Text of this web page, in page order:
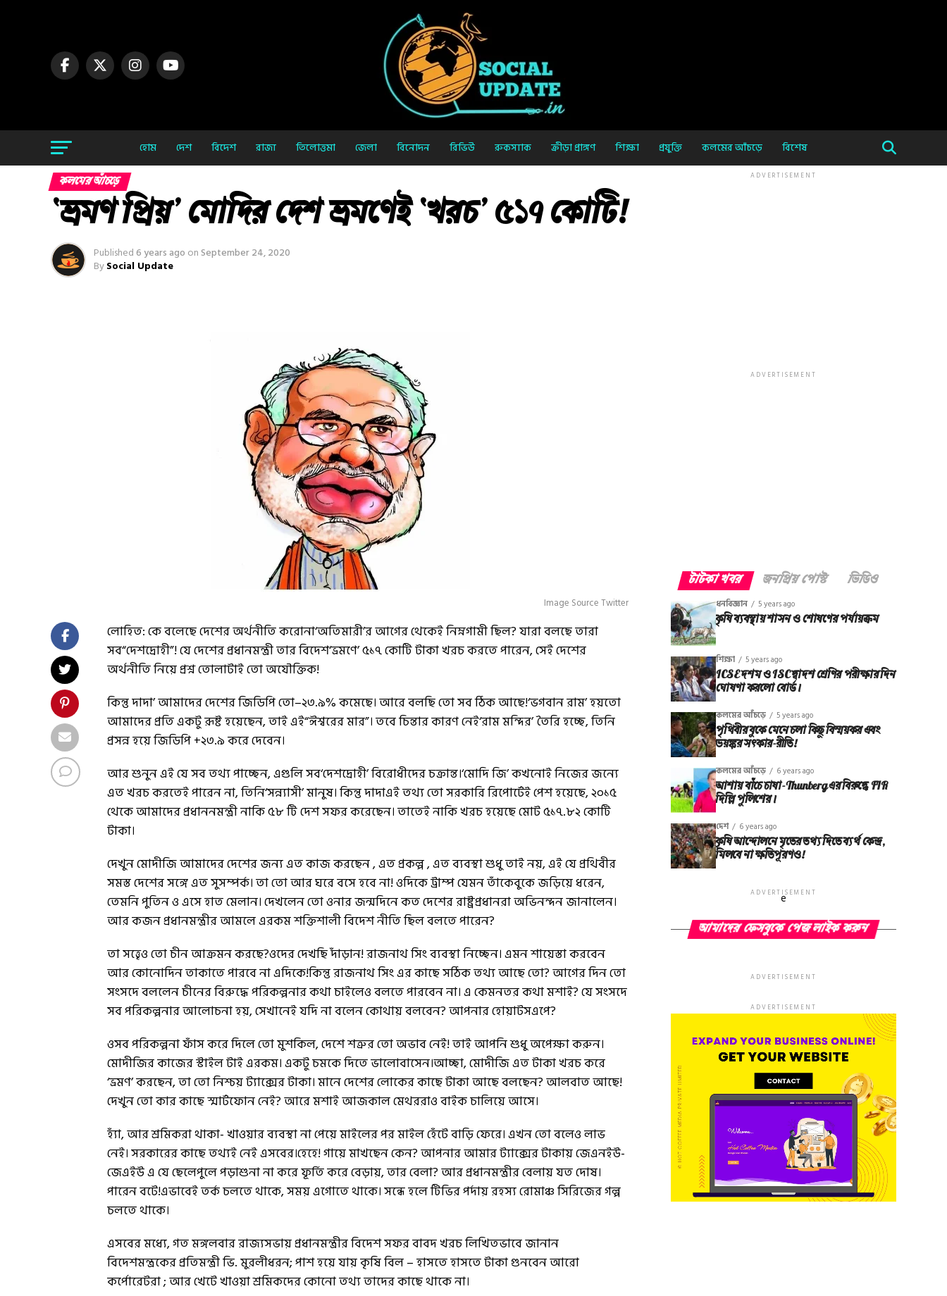
হোম দেশ বিদেশ রাজ্য তিলোত্তমা জেলা বিনোদন রিভিউ রুকস্যাক ক্রীড়া প্রাঙ্গণ শিক্ষা প্রযুক্তি কলমের আঁচড়ে বিশেষ
কলমের আঁচড়ে
‘ভ্রমণ প্রিয়’ মোদির দেশ ভ্রমণেই ‘খরচ’ ৫১৭ কোটি!
Published6 years ago onSeptember 24, 2020
BySocial Update
Image Source Twitter
লোহিত: কে বলেছে দেশের অর্থনীতি করোনা‘অতিমারী’র আগের থেকেই নিম্নগামী ছিল? যারা বলছে তারা
সব“দেশদ্রোহী”! যে দেশের প্রধানমন্ত্রী তার বিদেশ‘ভ্রমণে’ ৫১৭ কোটি টাকা খরচ করতে পারেন, সেই দেশের
অর্থনীতি নিয়ে প্রশ্ন তোলাটাই তো অযৌক্তিক!
কিন্তু দাদা’ আমাদের দেশের জিডিপি তো–২৩.৯% কমেছে। আরে বলছি তো সব ঠিক আছে!‘ভগবান রাম’ হয়তো
আমাদের প্রতি একটু রূষ্ট হয়েছেন, তাই এই“ঈশ্বরের মার”। তবে চিন্তার কারণ নেই‘রাম মন্দির’ তৈরি হচ্ছে, তিনি
প্রসন্ন হয়ে জিডিপি +২৩.৯ করে দেবেন।
আর শুনুন এই যে সব তথ্য পাচ্ছেন, এগুলি সব‘দেশদ্রোহী’ বিরোধীদের চক্রান্ত।‘মোদি জি’ কখনোই নিজের জন্যে
এত খরচ করতেই পারেন না, তিনি‘সন্ন্যাসী’ মানুষ। কিন্তু দাদাএই তথ্য তো সরকারি রিপোর্টেই পেশ হয়েছে, ২০১৫
থেকে আমাদের প্ৰধাননমন্ত্রী নাকি ৫৮ টি দেশ সফর করেছেন। তাতেই নাকি খরচ হয়েছে মোট ৫১৭.৮২ কোটি
টাকা।
দেখুন মোদীজি আমাদের দেশের জন্য এত কাজ করছেন , এত প্রকল্প , এত ব্যবস্থা শুধু তাই নয়, এই যে প্রথিবীর
সমস্ত দেশের সঙ্গে এত সুসম্পর্ক। তা তো আর ঘরে বসে হবে না! ওদিকে ট্রাম্প যেমন তাঁকেবুকে জড়িয়ে ধরেন,
তেমনি পুতিন ও এসে হাত মেলান। দেখলেন তো ওনার জন্মদিনে কত দেশের রাষ্ট্রপ্রধানরা অভিনন্দন জানালেন।
আর কজন প্রধানমন্ত্রীর আমলে এরকম শক্তিশালী বিদেশ নীতি ছিল বলতে পারেন?
তা সত্ত্বেও তো চীন আক্রমন করছে?ওদের দেখছি দাঁড়ান! রাজনাথ সিং ব্যবস্থা নিচ্ছেন। এমন শায়েস্তা করবেন
আর কোনোদিন তাকাতে পারবে না এদিকে!কিন্তু রাজনাথ সিং এর কাছে সঠিক তথ্য আছে তো? আগের দিন তো
সংসদে বললেন চীনের বিরুদ্ধে পরিকল্পনার কথা চাইলেও বলতে পারবেন না। এ কেমনতর কথা মশাই? যে সংসদে
সব পরিকল্পনার আলোচনা হয়, সেখানেই যদি না বলেন কোথায় বলবেন? আপনার হোয়াটসএপে?
ওসব পরিকল্পনা ফাঁস করে দিলে তো মুশকিল, দেশে শত্রুর তো অভাব নেই! তাই আপনি শুধু অপেক্ষা করুন।
মোদীজির কাজের স্টাইল টাই এরকম। একটু চমকে দিতে ভালোবাসেন।আচ্ছা, মোদীজি এত টাকা খরচ করে
‘ভ্রমণ’ করছেন, তা তো নিশ্চয় ট্যাক্সের টাকা। মানে দেশের লোকের কাছে টাকা আছে বলছেন? আলবাত আছে!
দেখুন তো কার কাছে স্মার্টফোন নেই? আরে মশাই আজকাল মেথররাও বাইক চালিয়ে আসে।
হ্যাঁ, আর শ্রমিকরা থাকা- খাওয়ার ব্যবস্থা না পেয়ে মাইলের পর মাইল হেঁটে বাড়ি ফেরে। এখন তো বলেও লাভ
নেই। সরকারের কাছে তথ্যই নেই এসবের।হেহে! গায়ে মাখছেন কেন? আপনার আমার ট্যাক্সের টাকায় জেএনইউ-
জেএইউ এ যে ছেলেপুলে পড়াশুনা না করে ফূর্তি করে বেড়ায়, তার বেলা? আর প্রধানমন্ত্রীর বেলায় যত দোষ।
পারেন বটে!এভাবেই তর্ক চলতে থাকে, সময় এগোতে থাকে। সন্ধে হলে টিভির পর্দায় রহস্য রোমাঞ্চ সিরিজের গল্প
চলতে থাকে।
এসবের মধ্যে, গত মঙ্গলবার রাজ্যসভায় প্রধানমন্ত্রীর বিদেশ সফর বাবদ খরচ লিখিতভাবে জানান
বিদেশমন্ত্রকের প্রতিমন্ত্রী ভি. মুরলীধরন; পাশ হয়ে যায় কৃষি বিল – হাসতে হাসতে টাকা গুনবেন আরো
কর্পোরেটরা ; আর খেটে খাওয়া শ্রমিকদের কোনো তথ্য তাদের কাছে থাকে না।
ADVERTISEMENT
ADVERTISEMENT
টাটকা খবর জনপ্রিয় পোস্ট ভিডিও
ধনবিজ্ঞান 5 years ago
কৃষি ব্যবস্থায় শাসন ও শোষণের পর্যায়ক্রম
শিক্ষা 5 years ago
ICSE দশম ও ISC দ্বাদশ শ্রেণির পরীক্ষার দিন
ঘোষণা করলো বোর্ড।
কলমের আঁচড়ে 5 years ago
পৃথিবীর বুকে মেনে চলা কিছু বিস্ময়কর এবং
ভয়ঙ্কর সত্‍কার-রীতি!
কলমের আঁচড়ে 6 years ago
আশায় বাঁচে চাষা-Thunberg এর বিরুদ্ধে FIR
দিল্লি পুলিশের।
দেশ 6 years ago
কৃষি আন্দোলনে মৃতের তথ‌্য দিতে ব্যর্থ কেন্দ্র,
মিলবে না ক্ষতিপূরণও!
ADVERTISEMENT
e
আমাদের ফেসবুকে পেজ লাইক করুন
ADVERTISEMENT
ADVERTISEMENT